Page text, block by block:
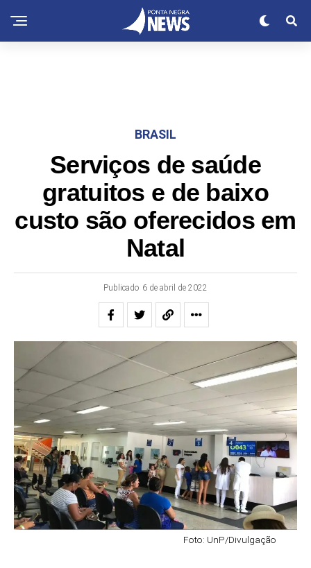
BRASIL
Serviços de saúde
gratuitos e de baixo
custo são oferecidos em
Natal
Publicado 6 de abril de 2022
Foto: UnP/Divulgação